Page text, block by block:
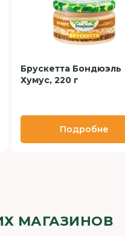
Брускетта Бондюэль
Хумус, 220 г
Подробне
МАГАЗИНОВ